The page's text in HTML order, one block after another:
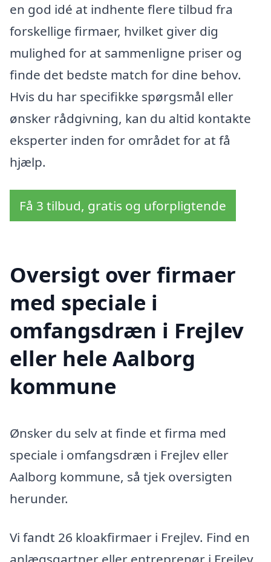
en god idé at indhente flere tilbud fra
forskellige firmaer, hvilket giver dig
mulighed for at sammenligne priser og
finde det bedste match for dine behov.
Hvis du har specifikke spørgsmål eller
ønsker rådgivning, kan du altid kontakte
eksperter inden for området for at få
hjælp.
Få 3 tilbud, gratis og uforpligtende
Oversigt over firmaer
med speciale i
omfangsdræn i Frejlev
eller hele Aalborg
kommune
Ønsker du selv at finde et firma med
speciale i omfangsdræn i Frejlev eller
Aalborg kommune, så tjek oversigten
herunder.
Vi fandt 26 kloakfirmaer i Frejlev. Find en